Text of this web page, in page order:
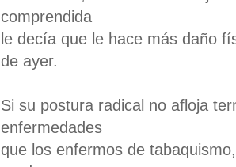
comprendida
le decía que le hace más daño
de ayer.
Si su postura radical no afloja
enfermedades
que los enfermos de